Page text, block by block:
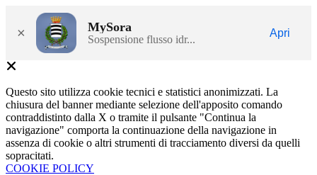
× MySora
Sospensione flusso idr...
Apri
Questo sito utilizza cookie tecnici e statistici anonimizzati. La
chiusura del banner mediante selezione dell'apposito comando
contraddistinto dalla X o tramite il pulsante "Continua la
navigazione" comporta la continuazione della navigazione in
assenza di cookie o altri strumenti di tracciamento diversi da quelli
sopracitati.
COOKIE POLICY